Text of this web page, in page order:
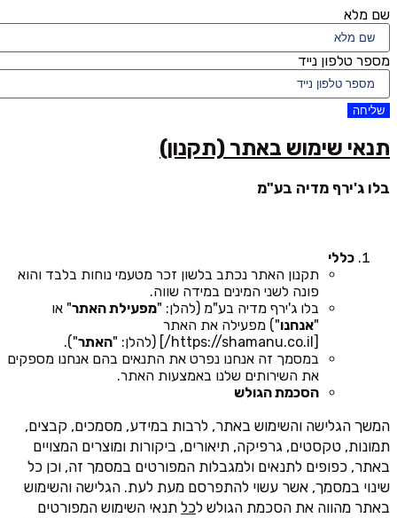
שם מלא
מספר טלפון נייד
שליחה
תנאי שימוש באתר (תקנון)
בלו ג'ירף מדיה בע"מ
כללי
תקנון האתר נכתב בלשון זכר מטעמי נוחות בלבד והוא
פונה לשני המינים במידה שווה.
בלו ג'ירף מדיה בע"מ (להלן: "מפעילת האתר" או
"אנחנו") מפעילה את האתר
האתר").
במסמך זה אנחנו נפרט את התנאים בהם אנחנו מספקים
את השירותים שלנו באמצעות האתר.
הסכמת הגולש
המשך הגלישה והשימוש באתר, לרבות במידע, מסמכים, קבצים,
תמונות, טקסטים, גרפיקה, תיאורים, ביקורות ומוצרים המצויים
באתר, כפופים לתנאים ולמגבלות המפורטים במסמך זה, וכן כל
שינוי במסמך, אשר עשוי להתפרסם מעת לעת. הגלישה והשימוש
באתר מהווה את הסכמת הגולש לכל תנאי השימוש המפורטים